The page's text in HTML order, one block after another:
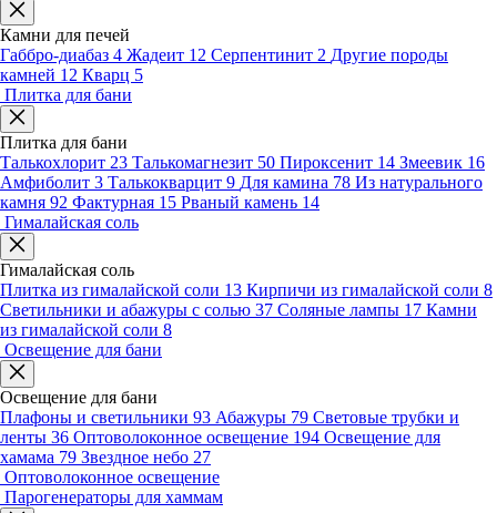
Камни для печей
Габбро-диабаз 4 Жадеит 12 Серпентинит 2 Другие породы
камней 12 Кварц 5
Плитка для бани
Плитка для бани
Талькохлорит 23 Талькомагнезит 50 Пироксенит 14 Змеевик 16
Амфиболит 3 Талькокварцит 9 Для камина 78 Из натурального
камня 92 Фактурная 15 Рваный камень 14
Гималайская соль
Гималайская соль
Плитка из гималайской соли 13 Кирпичи из гималайской соли 8
Светильники и абажуры с солью 37 Соляные лампы 17 Камни
из гималайской соли 8
Освещение для бани
Освещение для бани
Плафоны и светильники 93 Абажуры 79 Световые трубки и
ленты 36 Оптоволоконное освещение 194 Освещение для
хамама 79 Звездное небо 27
Оптоволоконное освещение
Парогенераторы для хаммам